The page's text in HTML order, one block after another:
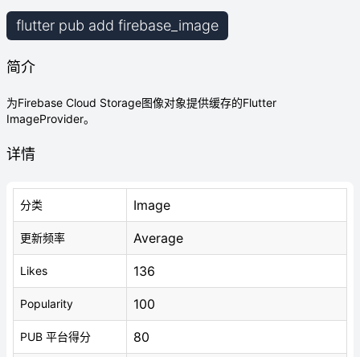
flutter pub add firebase_image
简介
为Firebase Cloud Storage图像对象提供缓存的Flutter
ImageProvider。
详情
分类 Image
更新频率 Average
Likes 136
Popularity 100
PUB 平台得分 80